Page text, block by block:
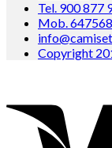
Tel. 900 877
Mob.
Copyright